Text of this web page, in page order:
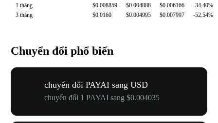
1 tháng
$0.008859 $0.004888 $0.006166
-34.40%
3 tháng
$0.0160 $0.004995 $0.007997 -52.54%
Chuyển đổi phổ biến
chuyển đổi PAYAI sang USD
chuyển đổi 1 PAYAI sang $0.004035